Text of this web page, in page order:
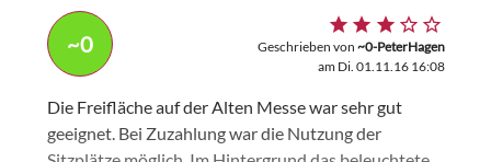
~0 Geschrieben von ~0-PeterHagen
am Di. 01.11.16 16:08
Die Freifläche auf der Alten Messe war sehr gut
geeignet. Bei Zuzahlung war die Nutzung der